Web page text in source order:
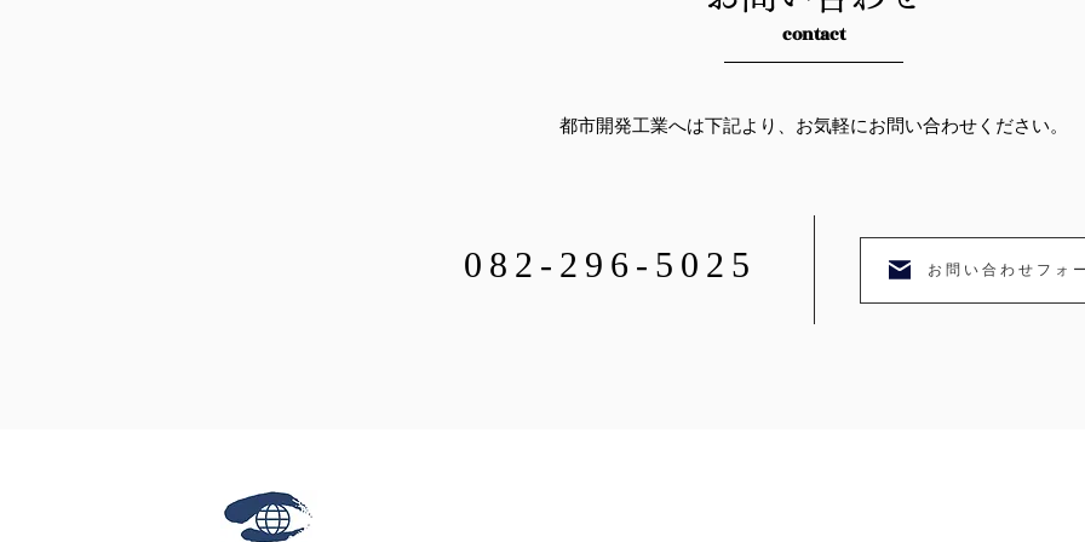
contact
都市開発工業へは下記より、お気軽にお問い合わせください。
082-296-5025 お問い合わせフォ